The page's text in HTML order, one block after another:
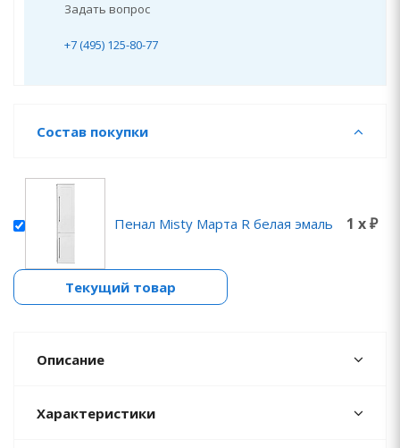
Задать вопрос
+7 (495) 125-80-77
Состав покупки
Пенал Misty Марта R белая эмаль 1 x ₽
Текущий товар
Описание
Характеристики